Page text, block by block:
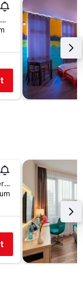
Johannisstr. 11, Berlin, Deutschland
Hans-Grade-Allee 6, Berlin, Deutschland